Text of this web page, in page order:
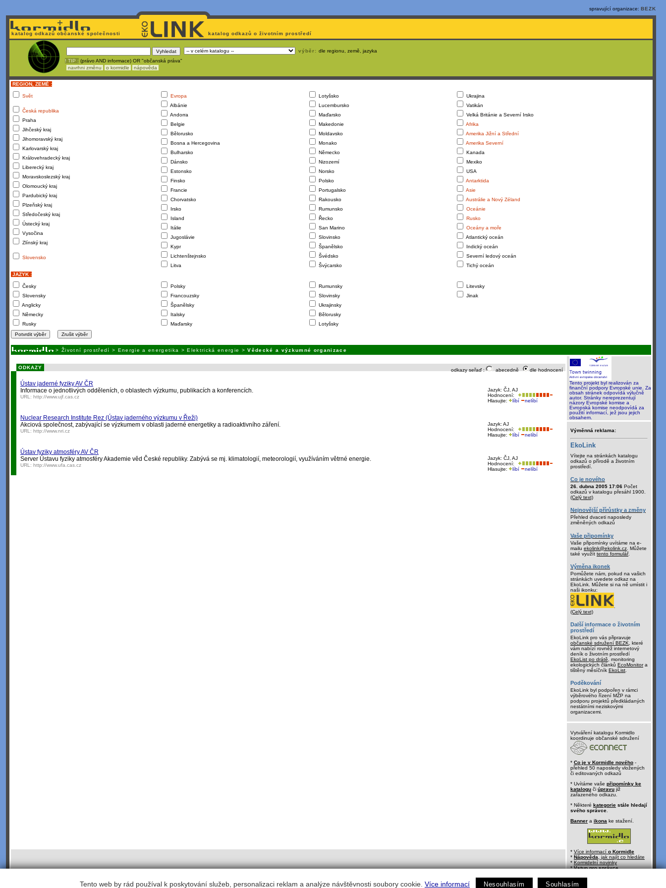
Tento web by rád používal k poskytování služeb, personalizaci reklam a analýze návštěvnosti soubory cookie. Více informací Nesouhlasím Souhlasím
spravující organizace: BEZK
katalog odkazů občanské společnosti katalog odkazů o životním prostředí
výběr: dle regionu, země, jazyka
! TIP : (právo AND informace) OR "občanská práva"
navrhni změnu
o kormidle nápověda
REGION, ZEMĚ :
Svět
Česká republika
Praha
Jihčeský kraj
Jihomoravský kraj
Karlovarský kraj
Královehradecký kraj
Liberecký kraj
Moravskoslezský kraj
Olomoucký kraj
Pardubický kraj
Plzeňský kraj
Středočeský kraj
Ústecký kraj
Vysočina
Zlínský kraj
Slovensko
Evropa
Albánie
Andorra
Belgie
Bělorusko
Bosna a Hercegovina
Bulharsko
Dánsko
Estonsko
Finsko
Francie
Chorvatsko
Irsko
Island
Itálie
Jugoslávie
Kypr
Lichtenštejnsko
Litva
Lotyšsko
Lucembursko
Maďarsko
Makedonie
Moldavsko
Monako
Německo
Nizozemí
Norsko
Polsko
Portugalsko
Rakousko
Rumunsko
Řecko
San Marino
Slovinsko
Španělsko
Švédsko
Švýcarsko
Ukrajina
Vatikán
Velká Británie a Severní Irsko
Afrika
Amerika Jižní a Střední
Amerika Severní
Kanada
Mexiko
USA
Antarktida
Asie
Austrálie a Nový Zéland
Oceánie
Rusko
Oceány a moře
Atlantický oceán
Indický oceán
Severní ledový oceán
Tichý oceán
JAZYK :
Česky
Slovensky
Anglicky
Německy
Rusky
Polsky
Francouzsky
Španělsky
Italsky
Maďarsky
Rumunsky
Slovinsky
Ukrajinsky
Bělorusky
Lotyšsky
Litevsky
Jinak
> Životní prostředí > Energie a energetika >Elektrická energie >Vědecké a výzkumné organizace
odkazy seřaď : abecedně dle hodnocení
ODKAZY
Ústav jaderné fyziky AV ČR
Jazyk: ČJ, AJ
Hodnocení:
Hlasujte:
líbí nelíbí
Informace o jednotlivých odděleních, o oblastech výzkumu, publikacích a konferencích.
URL: http://www.ujf.cas.cz
Nuclear Research Institute Rez (Ústav jaderného výzkumu v Řeži)
Jazyk: AJ
Hodnocení:
Hlasujte:
líbí nelíbí
Akciová společnost, zabývající se výzkumem v oblasti jaderné energetiky a radioaktivního záření.
URL: http://www.nri.cz
Ústav fyziky atmosféry AV ČR
Jazyk: ČJ, AJ
Hodnocení:
Hlasujte:
líbí nelíbí
Server Ústavu fyziky atmosféry Akademie věd České republiky. Zabývá se mj. klimatologií, meteorologií, využíváním větrné energie.
URL: http://www.ufa.cas.cz
Tento projekt byl realizován za
finanční podpory Evropské unie. Za
obsah stránek odpovídá výlučně
autor. Stránky nereprezentují
názory Evropské komise a
Evropská komise neodpovídá za
použití informací, jež jsou jejich
obsahem.
Výměnná reklama:
EkoLink
Vítejte na stránkách katalogu
odkazů o přírodě a životním
prostředí.
Co je nového
26. dubna 2005 17:06 Počet
odkazů v katalogu přesáhl 1900.
(Celý text)
Nejnovější přírůstky a změny
Přehled dvaceti naposledy
změněných odkazů
Vaše připomínky
Vaše připomínky uvítáme na e-
mailu ekolink@ekolink.cz . Můžete
také využít tento formulář.
Výměna ikonek
Pomůžete nám, pokud na vašich
stránkách uvedete odkaz na
EkoLink. Můžete si na ně umístit i
naši ikonku:
(Celý text)
Další informace o životním
prostředí
EkoLink pro vás připravuje
občanské sdružení BEZK , které
vám nabízí rovněž internetový
deník o životním prostředí
EkoList po drátě , monitoring
ekologických článků EcoMonitora
tištěný měsíčník EkoList
Poděkování
EkoLink byl podpořen v rámci
výběrového řízení MŽP na
podporu projektů předkládaných
nestátními neziskovými
organizacemi.
Vytváření katalogu Kormidlo
koordinuje občanské sdružení
* Co je v Kormidle nového -
přehled 50 naposledy vložených
či editovaných odkazů
* Uvítáme vaše připomínky ke
katalogu či úpravu již
zařazeného odkazu.
* Některé kategorie stále hledají
svého správce
Banner a ikona ke stažení.
* Více informací o Kormidle
* Nápověda , jak najít co hledáte
* Kormidelní novinky
*Vstup pro správce
redakční a publikační systém Toolkit , koordinace -